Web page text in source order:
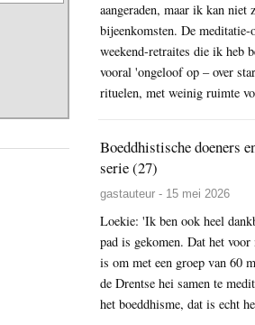
aangeraden, maar ik kan niet
bijeenkomsten. De meditatie-
weekend-retraites die ik heb
vooral 'ongeloof op – over
rituelen, met weinig ruimte
Boeddhistische doeners
serie (27)
gastauteur - 15 mei 2026
Loekie: 'Ik ben ook heel
pad is gekomen. Dat het
is om met een groep van 60
de Drentse hei samen te
het boeddhisme, dat is echt